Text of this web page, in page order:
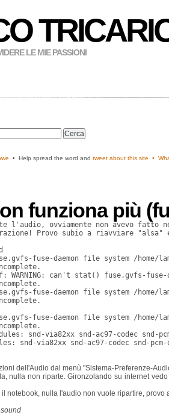
LE MIE PASSIONI
• Help spread the word and tweet about this site •
funziona più
l'audio, ovviamente non avevo fatto
Provo subio a riavviare
fuse-daemon file system /home/
WARNING: can't stat() fuse.gvfs-fuse-
fuse-daemon file system /home/
fuse-daemon file system /home/
snd-via82xx snd-ac97-codec
snd-via82xx snd-ac97-codec snd-
dell'Audio dal menù "Sistema-Preferenze-
nulla non riparte. Gironzolando su internet
notebook, nulla l'audio non vuole ripartire,